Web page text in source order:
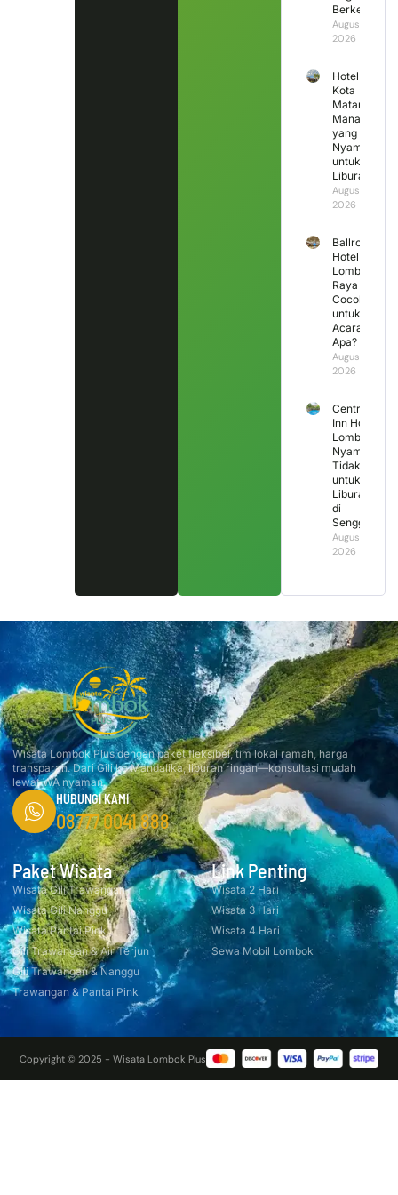
Berkesan?
August 5,
2026
Hotel di
Kota
Mataram
Mana
yang
Nyaman
untuk
Liburan?
August 4,
2026
Ballroom
Hotel
Lombok
Raya
Cocok
untuk
Acara
Apa?
August 3,
2026
Central
Inn Hotel
Lombok,
Nyaman
Tidak
untuk
Liburan
di
Senggigi?
August 2,
2026
Wisata Lombok Plus dengan paket fleksibel, tim lokal ramah, harga
transparan. Dari Gili ke Mandalika, liburan ringan—konsultasi mudah
lewat WA nyaman.
HUBUNGI KAMI
08777 0041 888
Paket Wisata
Wisata Gili Trawangan
Wisata Gili Nanggu
Wisata Pantai Pink
Gili Trawangan & Air Terjun
Gili Trawangan & Nanggu
Trawangan & Pantai Pink
Link Penting
Wisata 2 Hari
Wisata 3 Hari
Wisata 4 Hari
Sewa Mobil Lombok
Copyright © 2025 - Wisata Lombok Plus